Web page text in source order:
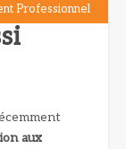
Professionnel
aux